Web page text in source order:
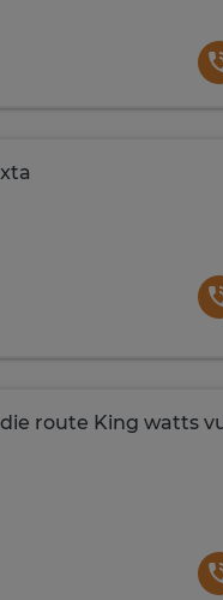
route King watts